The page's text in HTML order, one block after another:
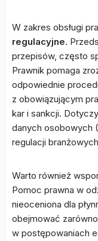
W zakres obsługi
regulacyjne.
przepisów, często
Prawnik pomaga
odpowiednie
z obowiązującym
kar i sankcji.
danych osobowych
regulacji
Warto również
Pomoc prawna w
nieoceniona dla
obejmować
w postępowaniach